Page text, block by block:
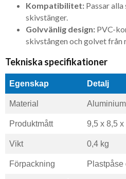
Kompatibilitet: Passar
skivstänger.
Golvvänlig design: PVC-
skivstången och golvet från
Tekniska specifikationer
Egenskap Detalj
Material
Produktmått 9,5 x 8,5 x
Vikt 0,4 kg
Förpackning Plastpåse